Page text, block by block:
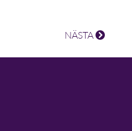
NÄSTA